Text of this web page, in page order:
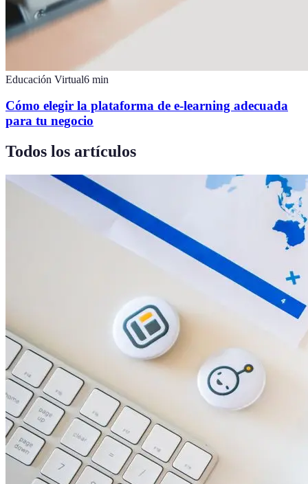
Educación Virtual6 min
Cómo elegir la plataforma de e-learning adecuada
para tu negocio
Todos los artículos